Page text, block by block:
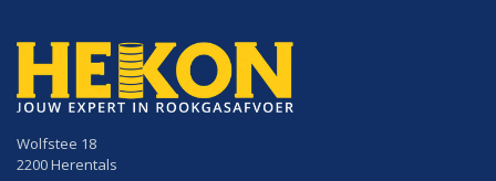
Wolfstee 18
2200 Herentals